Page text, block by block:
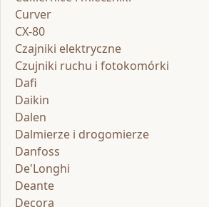
Curver
CX-80
Czajniki elektryczne
Czujniki ruchu i fotokomórki
Dafi
Daikin
Dalen
Dalmierze i drogomierze
Danfoss
De'Longhi
Deante
Decora